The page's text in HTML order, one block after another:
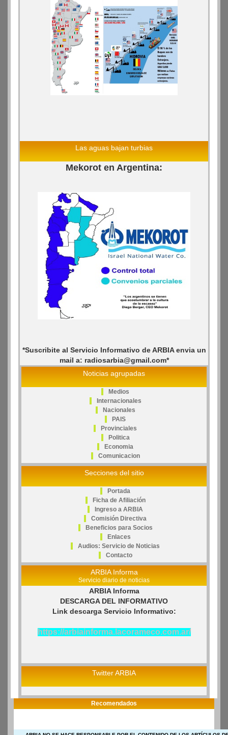
Las aguas bajan turbias
Mekorot en Argentina:
*Suscribite al Servicio Informativo de ARBIA envia un
mail a: radiosarbia@gmail.com*
Noticias agrupadas
Medios
Internacionales
Nacionales
PAIS
Provinciales
Politica
Economia
Comunicacion
Secciones del sitio
Portada
Ficha de Afiliación
Ingreso a ARBIA
Comisión Directiva
Beneficios para Socios
Enlaces
Audios: Servicio de Noticias
Contacto
ARBIA Informa
Servicio diario de noticias
ARBIA Informa
DESCARGA DEL INFORMATIVO
Link descarga Servicio Informativo:
https://arbiainforma.lacorameco.com.ar/
Twitter ARBIA
Recomendados